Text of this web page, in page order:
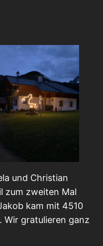
und Christian
zum zweiten Mal
kam mit 4510
Wir gratulieren ganz